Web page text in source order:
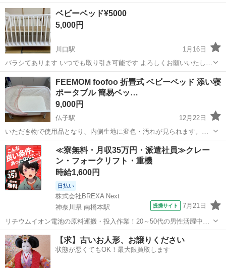
マットレスは５年前に新品を購入しました。 シーツは通常のベビーシ
ーツで問題なく使えました！ 写真3枚目メッシュ部のほつれ、 写真4枚
目ベッド本体に傷ありま...
埼玉 さいたま市 東大宮駅
ベビーベッド¥5000
5,000円
川口駅
1月16日
バラシてあります いつでも取り引き可能です よろしくお願いいたしま
す埼玉 川口市
FEEMOM foofoo 折畳式 ベビーベッド 添い寝
ポータブル 簡易ベッ…
9,000円
仏子駅
12月22日
いただき物で使用品となり、内側生地に変色・汚れが見られます。洗
浄済みではあります。 フレームは多少の擦り傷・汚れ程度の目立った
ダメージはありません。 取扱説明書はありません。ネット検索をお願
いします。付属品は大体...
埼玉 入間市 仏子駅 ベッド 蚊帳
≪寮無料・月収35万円・派遣社員≫クレー
ン・フォークリフト・重機
時給1,600円
日払い
株式会社BREXA Next
神奈川県 南橋本駅
提携サイト 7月21日
リチウムイオン電池の原料運搬・投入作業！20～50代の男性活躍中★
ワンルーム寮完備！赴任旅費会社負担！年間休日130日★フォークリフ
ト免許お持ちの方、活躍中！就業先食堂利用可★《神奈川県相模原
市》 人気の工場のお仕事 ◇電...
神奈川 相模原市 南橋本駅 その他
【求】古いお人形、お譲りください
状態が悪くてもOK！最大限買取します